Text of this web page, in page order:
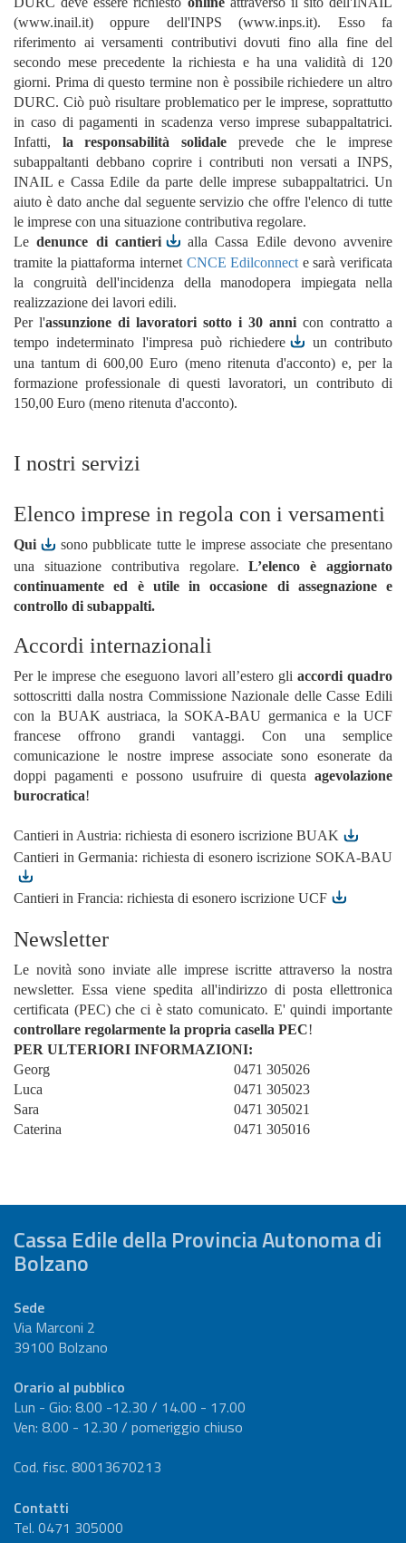
(www.inail.it) oppure dell'INPS (www.inps.it). Esso fa
riferimento ai versamenti contributivi dovuti fino alla fine del
secondo mese precedente la richiesta e ha una validità di 120
giorni. Prima di questo termine non è possibile richiedere un altro
DURC. Ciò può risultare problematico per le imprese, soprattutto
in caso di pagamenti in scadenza verso imprese subappaltatrici.
Infatti, la responsabilità solidale prevede che le imprese
subappaltanti debbano coprire i contributi non versati a INPS,
INAIL e Cassa Edile da parte delle imprese subappaltatrici. Un
aiuto è dato anche dal seguente servizio che offre l'elenco di tutte
le imprese con una situazione contributiva regolare.
Ledenunce di cantieri
alla Cassa Edile devono avvenire
tramite la piattaforma internet CNCE Edilconnect e sarà verificata
la congruità dell'incidenza della manodopera impiegata nella
realizzazione dei lavori edili.
Per l'assunzione di lavoratori sotto i 30 anni con contratto a
tempo indeterminato l'impresa puòrichiedere
un contributo
una tantum di 600,00 Euro (meno ritenuta d'acconto) e, per la
formazione professionale di questi lavoratori, un contributo di
150,00 Euro (meno ritenuta d'acconto).
I nostri servizi
Elenco imprese in regola con i versamenti
Qui
sono pubblicate tutte le imprese associate che presentano
una situazione contributiva regolare.L’elenco è aggiornato
continuamente ed è utile in occasione di assegnazione e
controllo di subappalti.
Accordi internazionali
Per le imprese che eseguono lavori all’estero gli accordi quadro
sottoscritti dalla nostra Commissione Nazionale delle Casse Edili
con la BUAK austriaca, la SOKA-BAU germanica e la UCF
francese offrono grandi vantaggi. Con una semplice
comunicazione le nostre imprese associate sono esonerate da
doppi pagamenti e possono usufruire di questa agevolazione
burocratica!
Cantieri in Austria: richiesta di esonero iscrizione BUAK
Cantieri in Germania: richiesta di esonero iscrizione SOKA-BAU
Cantieri in Francia: richiesta di esonero iscrizione UCF
Newsletter
Le novità sono inviate alle imprese iscritte attraverso la nostra
newsletter. Essa viene spedita all'indirizzo di posta ellettronica
certificata (PEC) che ci è stato comunicato. E' quindi importante
controllare regolarmente la propria casella PEC!
PER ULTERIORI INFORMAZIONI:
Georg
0471 305026
Luca
0471 305023
Sara
0471 305021
Caterina
0471 305016
Cassa Edile della Provincia Autonoma di
Bolzano
Sede
Via Marconi 2
39100 Bolzano
Orario al pubblico
Lun - Gio: 8.00 -12.30 / 14.00 - 17.00
Ven: 8.00 - 12.30 / pomeriggio chiuso
Cod. fisc. 80013670213
Contatti
Tel. 0471 305000